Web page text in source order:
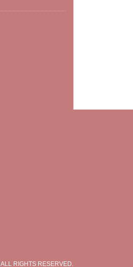
ALL RIGHTS RESERVED.